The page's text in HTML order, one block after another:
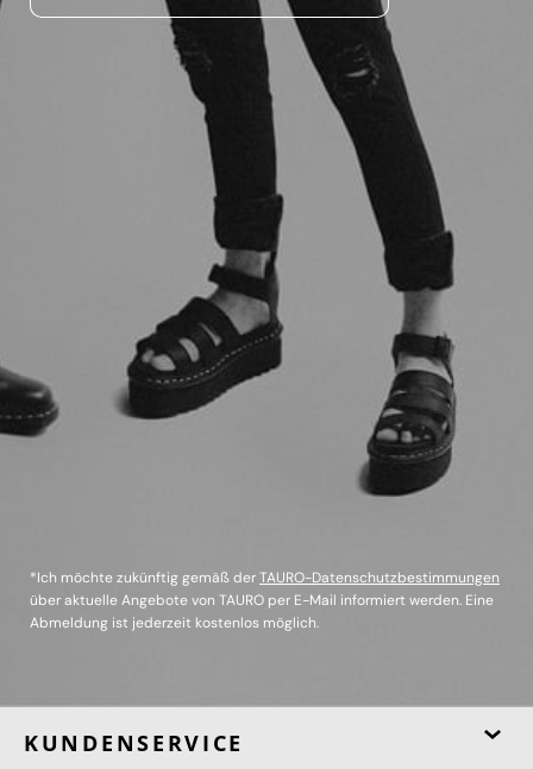
*Ich möchte zukünftig gemäß derTAURO-Datenschutzbestimmungen
über aktuelle Angebote von TAURO per E-Mail informiert werden. Eine
Abmeldung ist jederzeit kostenlos möglich.
KUNDENSERVICE